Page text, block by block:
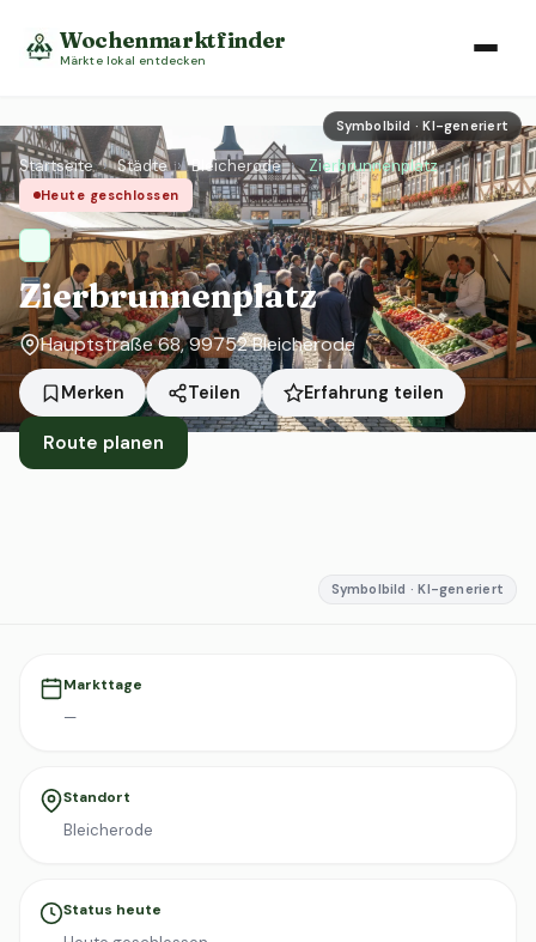
Wochenmarktfinder
Märkte lokal entdecken
Symbolbild · KI-generiert
Startseite › Städte › Bleicherode › Zierbrunnenplatz
Heute geschlossen
Zierbrunnenplatz
Hauptstraße 68, 99752 Bleicherode
Merken Teilen Erfahrung teilen
Route planen
Symbolbild · KI-generiert
Markttage
—
Standort
Bleicherode
Status heute